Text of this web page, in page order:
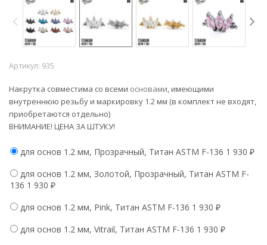
Артикул: 935
Накрутка совместима со всеми основами, имеющими
внутреннюю резьбу и маркировку 1.2 мм (в комплект не входят,
приобретаются отдельно)
ВНИМАНИЕ! ЦЕНА ЗА ШТУКУ!
для основ 1.2 мм, Прозрачный, Титан ASTM F-136 1 930 ₽
для основ 1.2 мм, Золотой, Прозрачный, Титан ASTM F-
136 1 930 ₽
для основ 1.2 мм, Pink, Титан ASTM F-136 1 930 ₽
для основ 1.2 мм, Vitrail, Титан ASTM F-136 1 930 ₽